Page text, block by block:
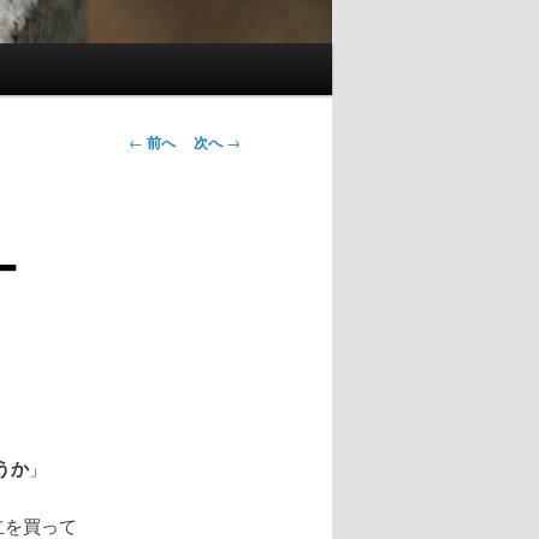
投稿ナビゲー
← 前へ 次へ→
か」
買って